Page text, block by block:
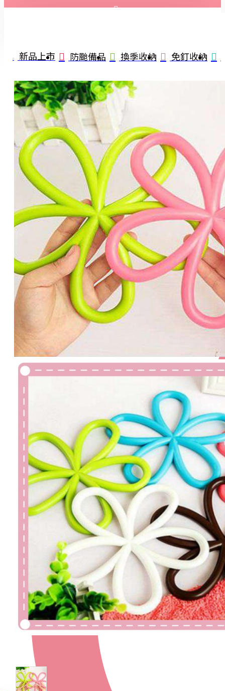
註冊
詢問
新品上市 防颱備品 換季收納 免釘收納